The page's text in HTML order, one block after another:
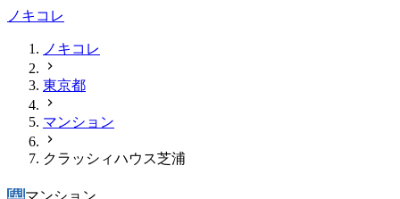
ノキコレ
ノキコレ
東京都
マンション
クラッシィハウス芝浦
マンション